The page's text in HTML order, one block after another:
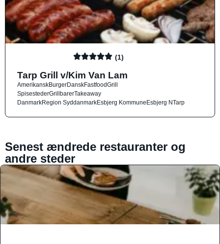
(1)
Tarp Grill v/Kim Van Lam
AmerikanskBurgerDanskFastfoodGrill
SpisestederGrillbarerTakeaway
DanmarkRegion SyddanmarkEsbjerg KommuneEsbjerg NTarp
Senest ændrede restauranter og
andre steder